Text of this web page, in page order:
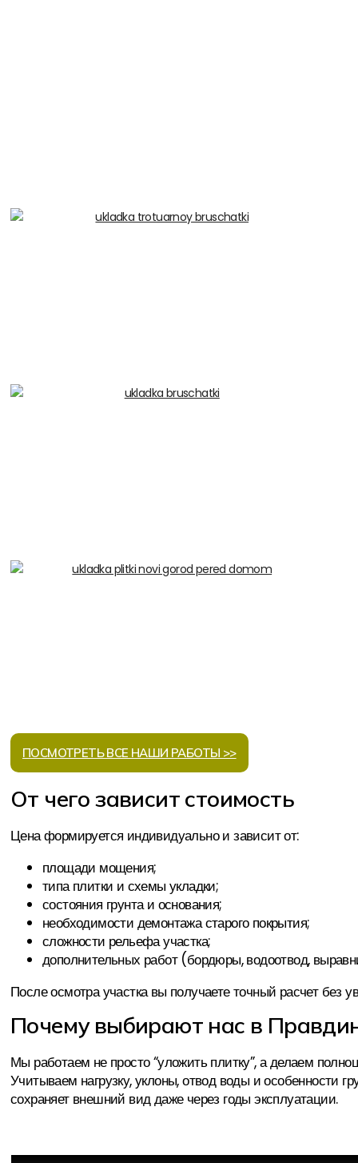
ПОСМОТРЕТЬ ВСЕ НАШИ РАБОТЫ >>
От чего зависит стоимость
Цена формируется индивидуально и зависит от:
площади мощения;
типа плитки и схемы укладки;
состояния грунта и основания;
необходимости демонтажа старого покрытия;
сложности рельефа участка;
дополнительных работ (бордюры, водоотвод,
После осмотра участка вы получаете точный расчет без
Почему выбирают нас в
Мы работаем не просто “уложить плитку”, а делаем
Учитываем нагрузку, уклоны, отвод воды и особенности
сохраняет внешний вид даже через годы эксплуатации.